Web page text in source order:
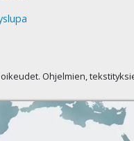
Ohjelmien,